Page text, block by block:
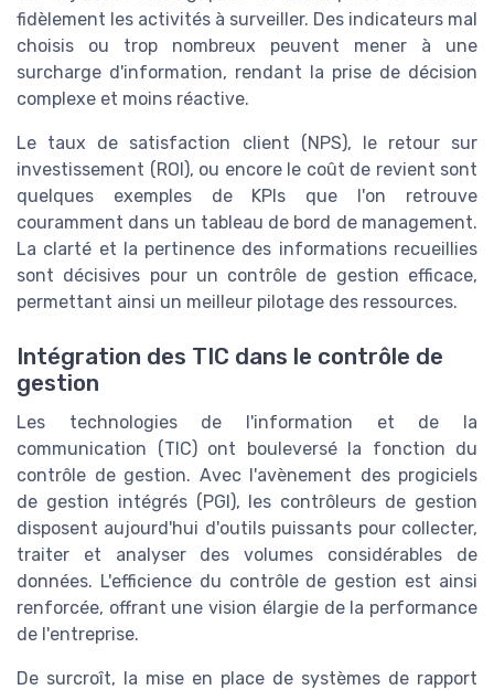
fidèlement les activités à surveiller. Des indicateurs mal
choisis ou trop nombreux peuvent mener à une
surcharge d'information, rendant la prise de décision
complexe et moins réactive.
Le taux de satisfaction client (NPS), le retour sur
investissement (ROI), ou encore le coût de revient sont
quelques exemples de KPIs que l'on retrouve
couramment dans un tableau de bord de management.
La clarté et la pertinence des informations recueillies
sont décisives pour un contrôle de gestion efficace,
permettant ainsi un meilleur pilotage des ressources.
Intégration des TIC dans le contrôle de
gestion
Les technologies de l'information et de la
communication (TIC) ont bouleversé la fonction du
contrôle de gestion. Avec l'avènement des progiciels
de gestion intégrés (PGI), les contrôleurs de gestion
disposent aujourd'hui d'outils puissants pour collecter,
traiter et analyser des volumes considérables de
données. L'efficience du contrôle de gestion est ainsi
renforcée, offrant une vision élargie de la performance
de l'entreprise.
De surcroît, la mise en place de systèmes de rapport